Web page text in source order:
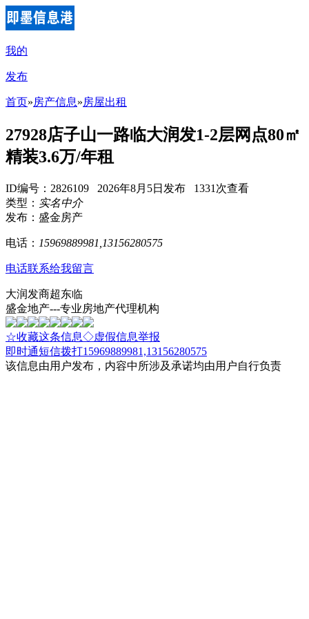
我的
发布
首页»房产信息»房屋出租
27928店子山一路临大润发1-2层网点80㎡
精装3.6万/年租
ID编号：2826109 2026年8月5日发布 1331次查看
类型： 实名中介
发布：盛金房产
电话： 15969889981,13156280575
电话联系给我留言
大润发商超东临
盛金地产---专业房地产代理机构
☆收藏这条信息◇虚假信息举报
即时通短信拨打15969889981,13156280575
该信息由用户发布，内容中所涉及承诺均由用户自行负责